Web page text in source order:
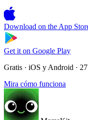
Download on the App
Get it on Google Play
Gratis · iOS y Android ·
Mira cómo funciona